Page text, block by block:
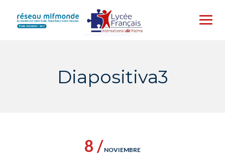
content
Diapositiva3
8 / NOVIEMBRE